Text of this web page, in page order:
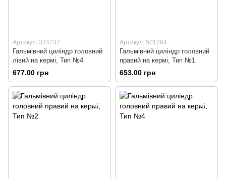
Артикул: 324737
Гальмівний циліндр головний
лівий на кермі, Тип №4
677.00 грн
Артикул: 501284
Гальмівний циліндр головний
правий на кермі, Тип №1
653.00 грн